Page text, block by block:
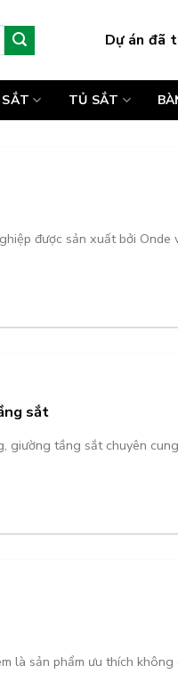
Dự án đã
TỦ SẮT
được sản xuất bởi Onde
sắt
giường tầng sắt chuyên
là sản phẩm ưu thích không